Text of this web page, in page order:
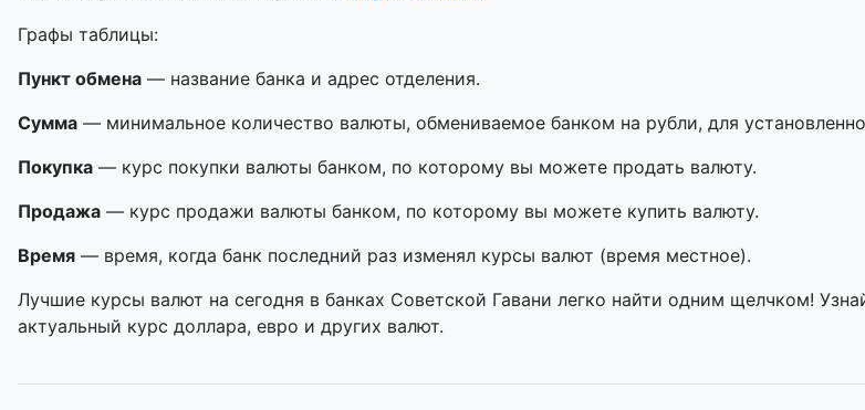
Графы таблицы:
Пункт обмена — название банка и адрес отделения.
Сумма — минимальное количество валюты, обмениваемое банком на рубли, для
Покупка — курс покупки валюты банком, по которому вы можете продать валюту.
Продажа — курс продажи валюты банком, по которому вы можете купить валюту.
Время — время, когда банк последний раз изменял курсы валют (время местное).
Лучшие курсы валют на сегодня в банках Советской Гавани легко найти одним щелчком!
актуальный курс доллара, евро и других валют.